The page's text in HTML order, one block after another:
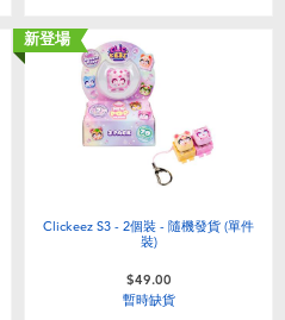
新登場
Clickeez S3 - 2個裝 - 隨機發貨 (單件
裝)
$49.00
暫時缺貨